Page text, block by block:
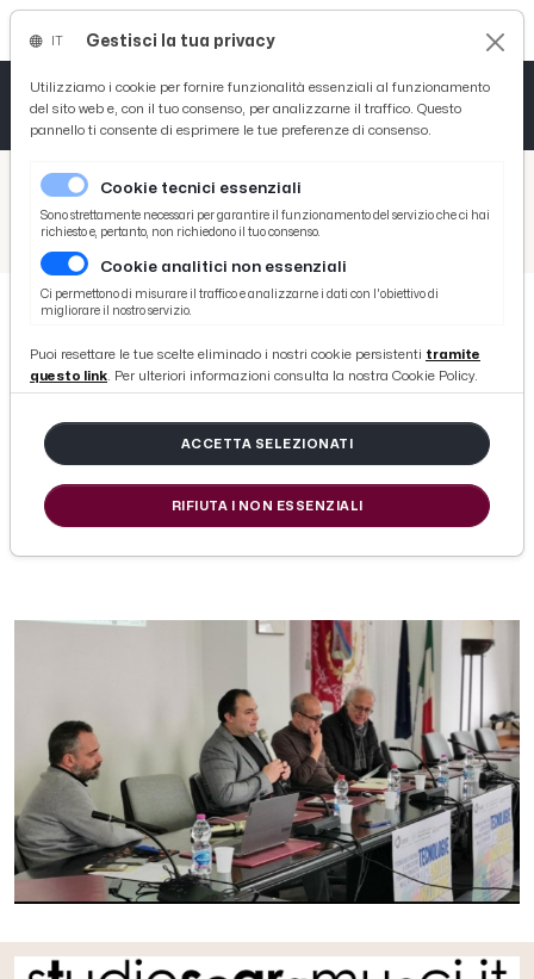
/ Picenotime
/ Comunicati Stampa
Castel di Lama: ''Tecnologie, Dis-Abilità, Inclusione'', percorsi educativi nelle disabilità
Castel di Lama: ''Tecnologie, Dis-
Abilità, Inclusione'', percorsi
educativi nelle disabilità
di Redazione Picenotime
Gestisci la tua privacy
Utilizziamo i cookie per fornire funzionalità essenziali al funzionamento
del sito web e, con il tuo consenso, per analizzarne il traffico. Questo
pannello ti consente di esprimere le tue preferenze di consenso.
Cookie tecnici essenziali
Sono strettamente necessari per garantire il funzionamento del servizio che ci hai
richiesto e, pertanto, non richiedono il tuo consenso.
Cookie analitici non essenziali
Ci permettono di misurare il traffico e analizzarne i dati con l'obiettivo di
migliorare il nostro servizio.
Puoi resettare le tue scelte eliminado i nostri cookie persistenti tramite
questo link. Per ulteriori informazioni consulta la nostra Cookie Policy.
ACCETTA SELEZIONATI
RIFIUTA I NON ESSENZIALI
Tutto News
Tutto Sport
Basket
Ciclismo
Tutto Curiosità